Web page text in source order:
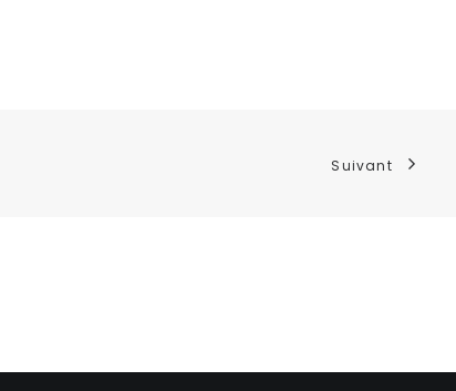
Suivant